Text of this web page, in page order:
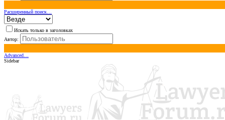
Расширенный поиск…
Искать только в заголовках
Автор:
Advanced…
Sidebar